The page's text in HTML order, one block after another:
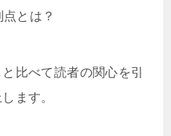
とは？
比べて読者の関心を引
ます。